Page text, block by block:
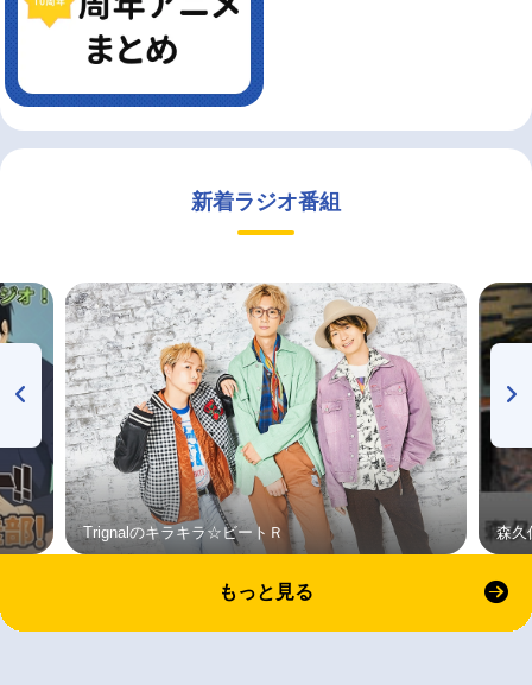
新着ラジオ番組
Trignalのキラキラ☆ビートＲ 森久
もっと見る